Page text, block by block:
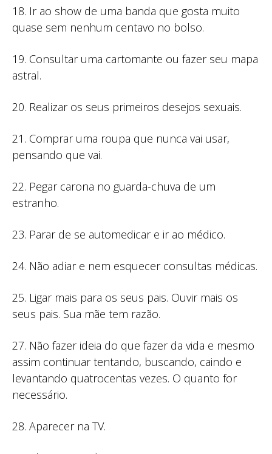
18. Ir ao show de uma banda que gosta muito
quase sem nenhum centavo no bolso.
19. Consultar uma cartomante ou fazer seu mapa
astral.
20. Realizar os seus primeiros desejos sexuais.
21. Comprar uma roupa que nunca vai usar,
pensando que vai.
22. Pegar carona no guarda-chuva de um
estranho.
23. Parar de se automedicar e ir ao médico.
24. Não adiar e nem esquecer consultas médicas.
25. Ligar mais para os seus pais. Ouvir mais os
seus pais. Sua mãe tem razão.
27. Não fazer ideia do que fazer da vida e mesmo
assim continuar tentando, buscando, caindo e
levantando quatrocentas vezes. O quanto for
necessário.
28. Aparecer na TV.